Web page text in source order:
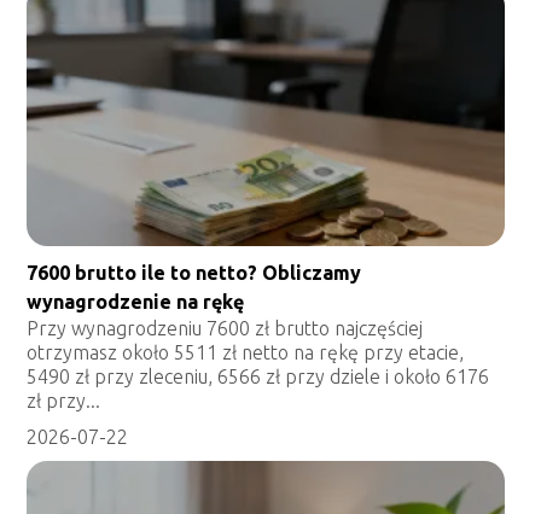
7600 brutto ile to netto? Obliczamy
wynagrodzenie na rękę
Przy wynagrodzeniu 7600 zł brutto najczęściej
otrzymasz około 5511 zł netto na rękę przy etacie,
5490 zł przy zleceniu, 6566 zł przy dziele i około 6176
zł przy...
2026-07-22